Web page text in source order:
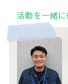
活動を一緒に